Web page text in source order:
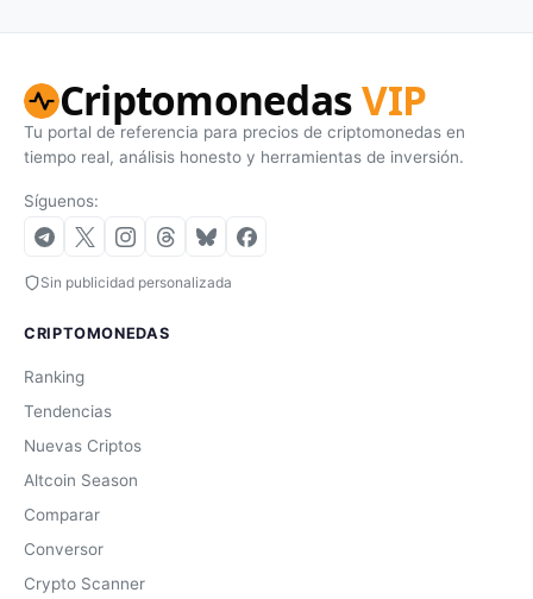
CriptomonedasVIP
Tu portal de referencia para precios de criptomonedas en
tiempo real, análisis honesto y herramientas de inversión.
Síguenos:
Sin publicidad personalizada
CRIPTOMONEDAS
Ranking
Tendencias
Nuevas Criptos
Altcoin Season
Comparar
Conversor
Crypto Scanner